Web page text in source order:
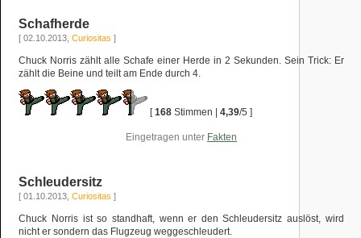
Schafherde
[ 02.10.2013,Curiositas ]
Chuck Norris zählt alle Schafe einer Herde in 2 Sekunden. Sein Trick: Er
zählt die Beine und teilt am Ende durch 4.
[168 Stimmen |4,39/5 ]
Eingetragen unter Fakten
Schleudersitz
[ 01.10.2013,Curiositas ]
Chuck Norris ist so standhaft, wenn er den Schleudersitz auslöst, wird
nicht er sondern das Flugzeug weggeschleudert.